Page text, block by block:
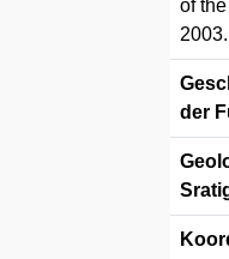
of
2003.
der